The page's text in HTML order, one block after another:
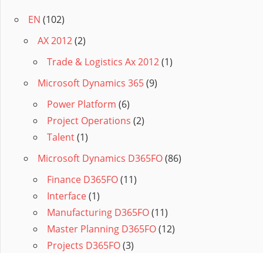
EN (102)
AX 2012(2)
Trade & Logistics Ax 2012(1)
Microsoft Dynamics 365(9)
Power Platform (6)
Project Operations (2)
Talent(1)
Microsoft Dynamics D365FO(86)
Finance D365FO(11)
Interface(1)
Manufacturing D365FO(11)
Master Planning D365FO(12)
Projects D365FO(3)